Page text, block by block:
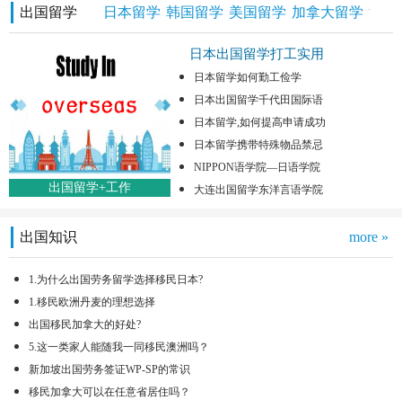
出国留学 日本留学 韩国留学 美国留学 加拿大留学 澳洲
出国留学+工作
日本出国留学打工实用
日本留学如何勤工俭学
日本出国留学千代田国际语
日本留学,如何提高申请成功
日本留学携带特殊物品禁忌
NIPPON语学院—日语学院
大连出国留学东洋言语学院
出国知识 more »
1.为什么出国劳务留学选择移民日本?
1.移民欧洲丹麦的理想选择
出国移民加拿大的好处?
5.这一类家人能随我一同移民澳洲吗？
新加坡出国劳务签证WP-SP的常识
移民加拿大可以在任意省居住吗？